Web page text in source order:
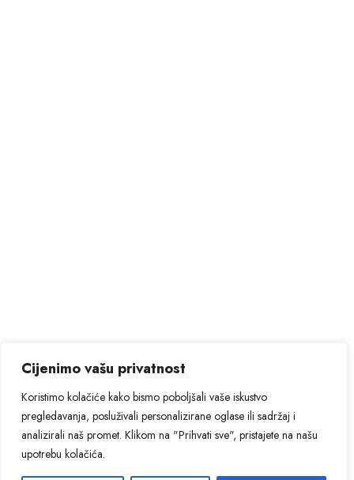
Cijenimo vašu privatnost
Koristimo kolačiće kako bismo poboljšali vaše iskustvo
pregledavanja, posluživali personalizirane oglase ili sadržaj i
analizirali naš promet. Klikom na "Prihvati sve", pristajete na našu
upotrebu kolačića.